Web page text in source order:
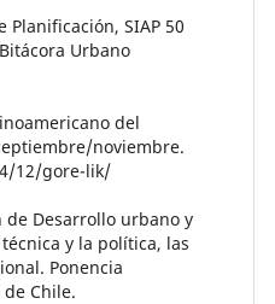
Planificación, SIAP 50
Urbano
del
noviembre.
12/gore-lik/
de Desarrollo urbano y
y la política, las
Ponencia
de Chile.